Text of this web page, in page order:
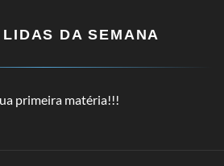
DA SEMANA
primeira matéria!!!